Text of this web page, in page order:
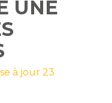
UNE
à jour 23